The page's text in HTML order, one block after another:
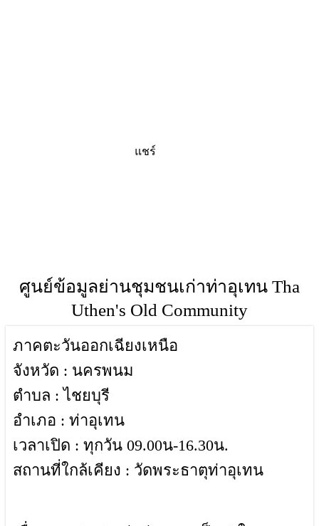
แชร์
ศูนย์ข้อมูลย่านชุมชนเก่าท่าอุเทน Tha
Uthen's Old Community
ภาคตะวันออกเฉียงเหนือ
จังหวัด : นครพนม
ตำบล : ไชยบุรี
อำเภอ : ท่าอุเทน
เวลาเปิด : ทุกวัน 09.00น-16.30น.
สถานที่ใกล้เคียง : วัดพระธาตุท่าอุเทน